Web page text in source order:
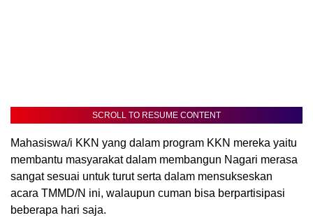
SCROLL TO RESUME CONTENT
Mahasiswa/i KKN yang dalam program KKN mereka yaitu
membantu masyarakat dalam membangun Nagari merasa
sangat sesuai untuk turut serta dalam mensukseskan
acara TMMD/N ini, walaupun cuman bisa berpartisipasi
beberapa hari saja.